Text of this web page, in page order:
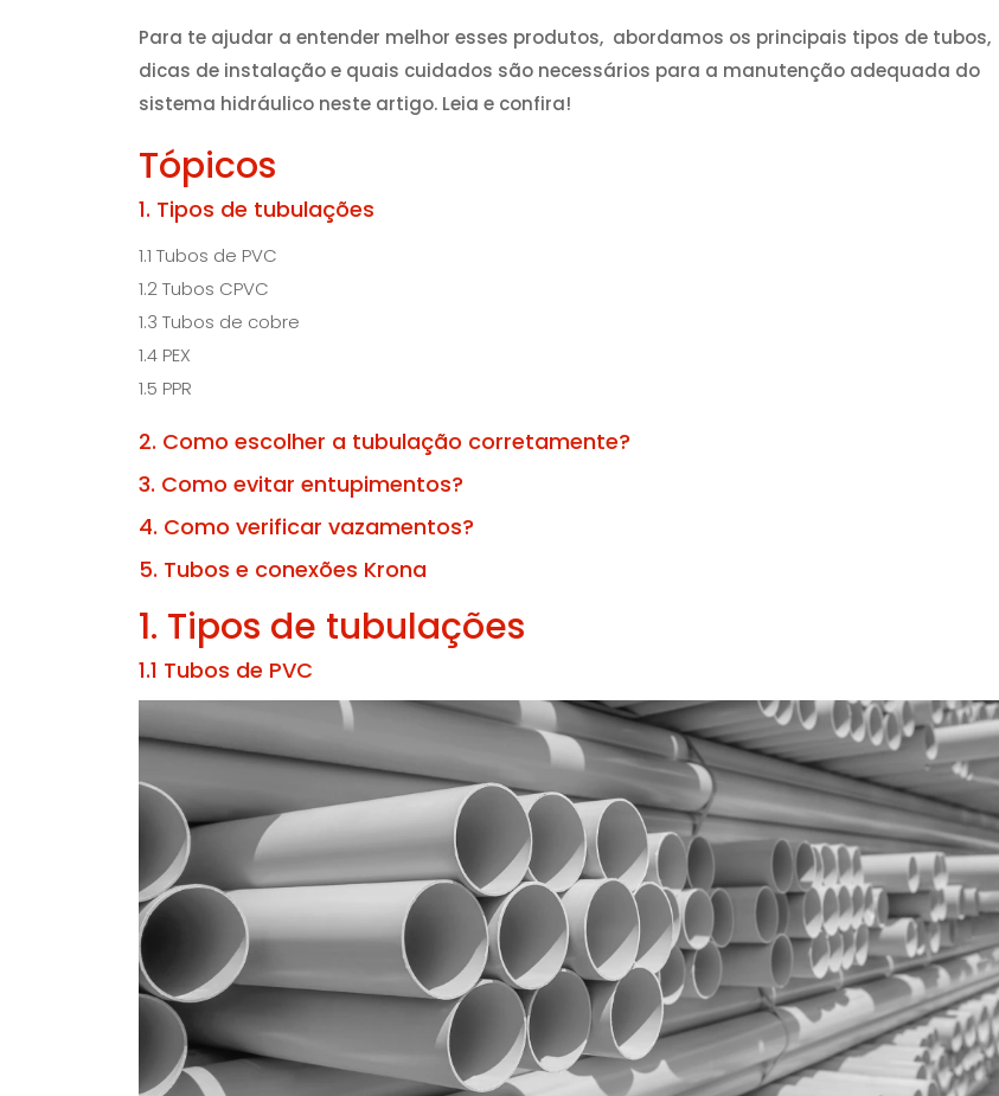
Para te ajudar a entender melhor esses produtos, abordamos os principais tipos de tubos,
dicas de instalação e quais cuidados são necessários para a manutenção adequada do
sistema hidráulico neste artigo. Leia e confira!
Tópicos
1. Tipos de tubulações
1.1 Tubos de PVC
1.2 Tubos CPVC
1.3 Tubos de cobre
1.4 PEX
1.5 PPR
2. Como escolher a tubulação corretamente?
3. Como evitar entupimentos?
4. Como verificar vazamentos?
5. Tubos e conexões Krona
1. Tipos de tubulações
1.1 Tubos de PVC